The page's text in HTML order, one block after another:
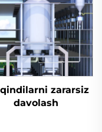
zararsiz
davolash